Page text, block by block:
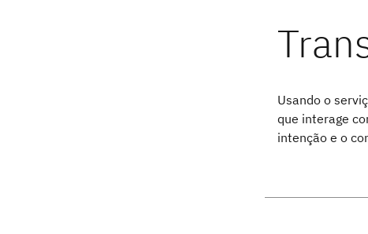
Usando o
que interage
intenção e o